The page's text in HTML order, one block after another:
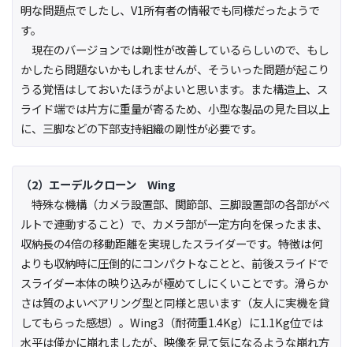
明な問題点でしたし、V1所有者の情報でも同様だったようで
す。
現在のバージョンでは剛性が改善しているらしいので、もし
かしたら問題ないかもしれませんが、そういった問題が起こり
うる覚悟はしておいたほうがよいと思います。また構造上、ス
ライド端では片方に重量が寄るため、小型な製品の見た目以上
に、三脚などの下部支持組織の剛性が必要です。
（2）エーデルクローン Wing
特殊な機構（カメラ設置部、関節部、三脚設置部の各部がベ
ルトで連動すること）で、カメラ部が一定方向を保ったまま、
収納長の4倍の移動距離を実現したスライダーです。特徴は何
よりも収納時に圧倒的にコンパクトなことと、前後スライドで
スライダー本体の映り込みが極めてしにくいことです。滑らか
さは質のよいベアリング型と同様と思います（友人に実機を貸
してもらった感想）。Wing3（耐荷重1.4Kg）に1.1Kg位では
水平は僅かに崩れましたが、映像を見て気になるような崩れ方